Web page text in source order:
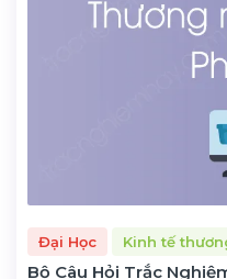
Đại Học Kinh tế
Bộ Câu Hỏi Trắc